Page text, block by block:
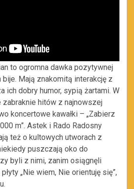
to ogromna dawka pozytywnej
bije. Mają znakomitą interakcję z
ich dobry humor, sypią żartami. W
zabraknie hitów z najnowszej
koncertowe kawałki – „Zabierz
m”. Astek i Rado Radosny
też o kultowych utworach z
puszczają oko do
byli z nimi, zanim osiągnęli
„Nie wiem, Nie orientuję się”,